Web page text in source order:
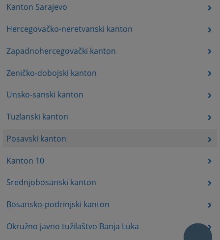
Kanton Sarajevo
Hercegovačko-neretvanski kanton
Zapadnohercegovački kanton
Zeničko-dobojski kanton
Unsko-sanski kanton
Tuzlanski kanton
Posavski kanton
Kanton 10
Srednjobosanski kanton
Bosansko-podrinjski kanton
Okružno javno tužilaštvo Banja Luka